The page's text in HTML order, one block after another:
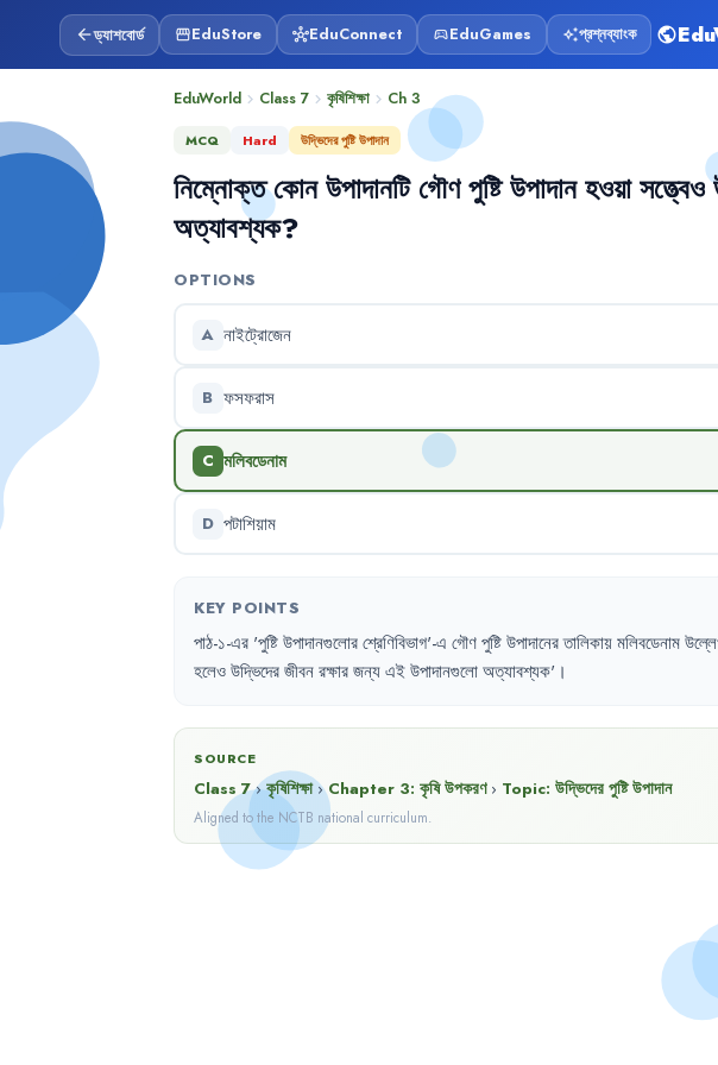
arrow_backড্যাশবোর্ড storefrontEduStore hubEduConnect sports_esportsEduGames auto_awesomeপ্রশ্নব্যাংক public
EduWorld chevron_right Class 7 chevron_right কৃষিশিক্ষা chevron_right Ch 3
MCQ Hard উদ্ভিদের পুষ্টি উপাদান
নিম্নোক্ত কোন উপাদানটি গৌণ পুষ্টি উপাদান হওয়া সত্ত্বেও
অত্যাবশ্যক?
OPTIONS
A নাইট্রোজেন
B ফসফরাস
C মলিবডেনাম
D পটাশিয়াম
KEY POINTS
পাঠ-১-এর 'পুষ্টিউপাদানগুলোরশ্রেণিবিভাগ'-এ গৌণপুষ্টিউপাদানেরতালিকায়মলিবডেনাম
হলেওউদ্ভিদেরজীবনরক্ষারজন্যএইউপাদানগুলোঅত্যাবশ্যক'।
SOURCE
Class 7›কৃষিশিক্ষা ›Chapter 3: কৃষি উপকরণ › Topic: উদ্ভিদের পুষ্টি উপাদান
Aligned to the NCTB national curriculum.